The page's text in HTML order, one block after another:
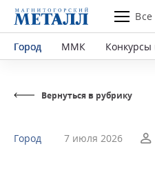
Город ММК
Вернуться в рубрику
Город 7 июля 2026